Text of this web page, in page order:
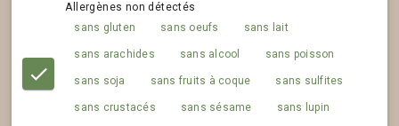
Allergènes non détectés
sans gluten
sans oeufs sans lait
sans arachides sans alcool sans poisson
sans soja sans fruits à coque sans sulfites
sans crustacés sans sésame sans lupin